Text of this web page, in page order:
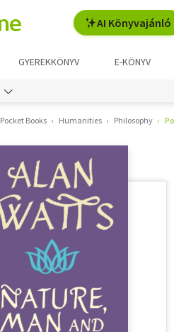
AI Könyvajánló
GYEREKKÖNYV E-KÖNYV
Pocket Books Humanities Philosophy